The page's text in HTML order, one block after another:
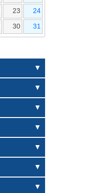
23 24
30 31